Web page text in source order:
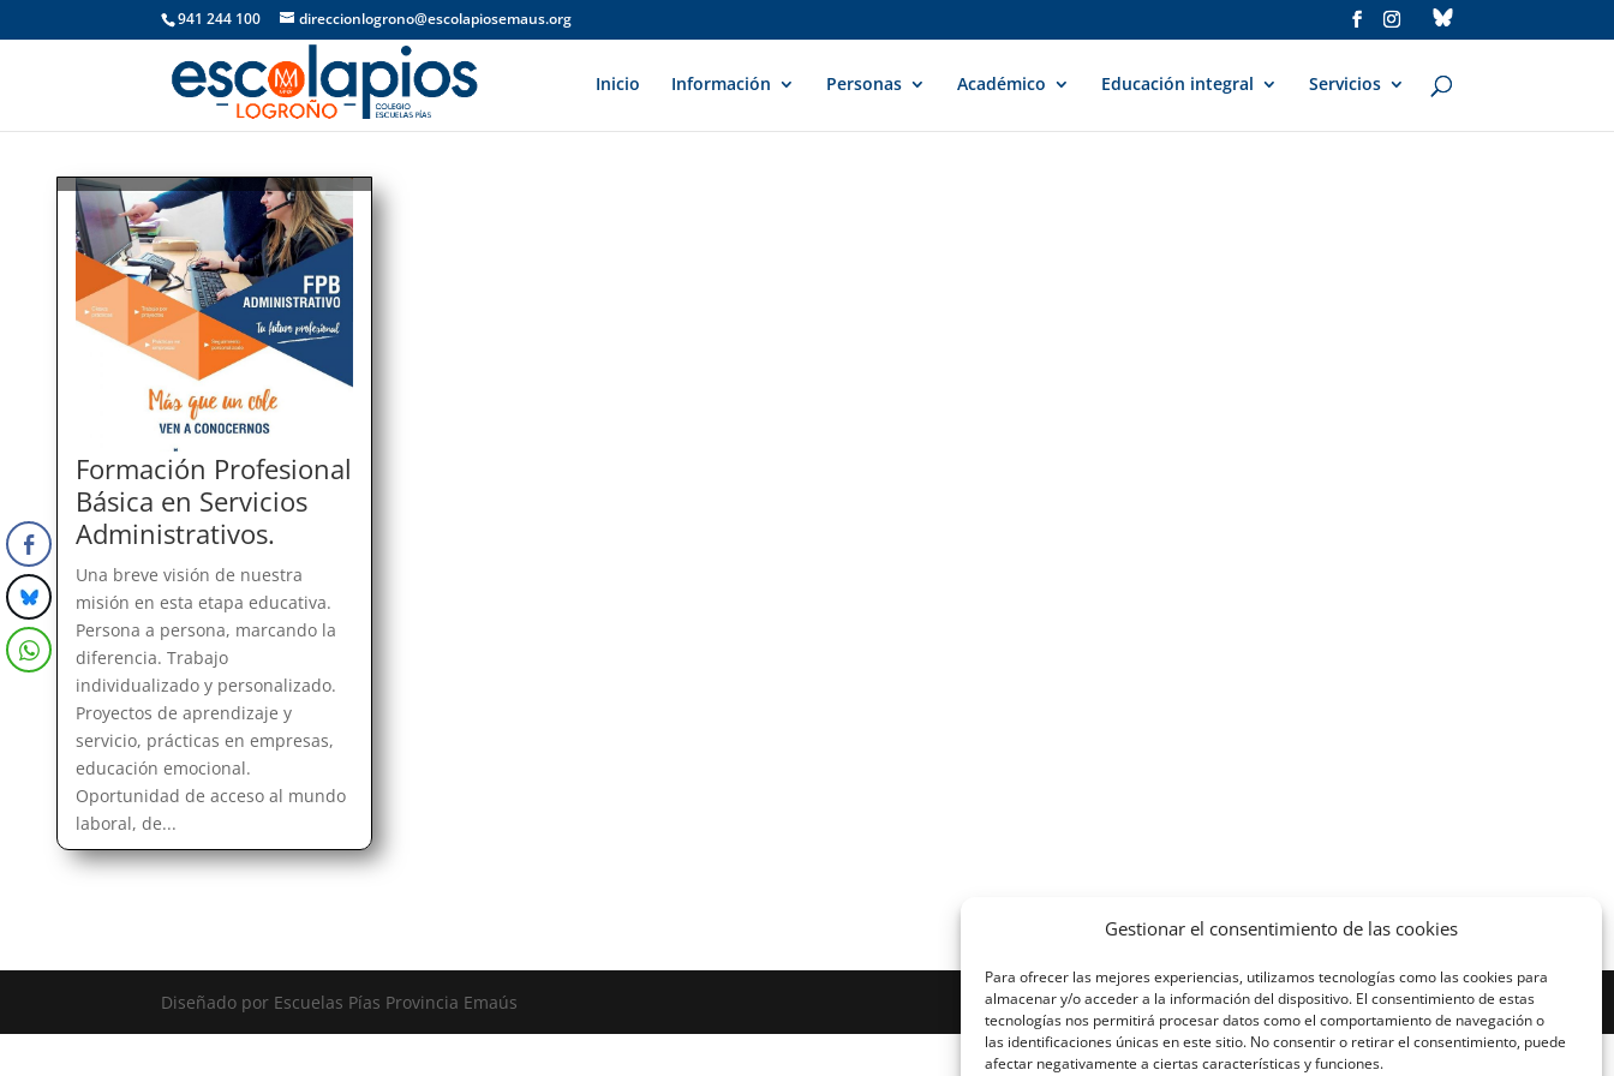
Gestionar el consentimiento de las cookies
Para ofrecer las mejores experiencias, utilizamos tecnologías como las cookies para
almacenar y/o acceder a la información del dispositivo. El consentimiento de estas
tecnologías nos permitirá procesar datos como el comportamiento de navegación o
las identificaciones únicas en este sitio. No consentir o retirar el consentimiento, puede
afectar negativamente a ciertas características y funciones.
941 244 100 direccionlogrono@escolapiosemaus.org
Inicio Información Personas Académico Educación integral Servicios
Formación Profesional
Básica en Servicios
Administrativos.
Una breve visión de nuestra
misión en esta etapa educativa.
Persona a persona, marcando la
diferencia. Trabajo
individualizado y personalizado.
Proyectos de aprendizaje y
servicio, prácticas en empresas,
educación emocional.
Oportunidad de acceso al mundo
laboral, de...
Diseñado por Escuelas Pías Provincia Emaús